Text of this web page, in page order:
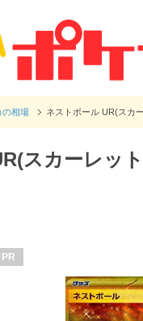
の相場 ネストボール UR(スカ
スカーレッ
PR